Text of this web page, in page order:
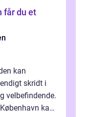
kan
skridt i
velbefindende.
kan